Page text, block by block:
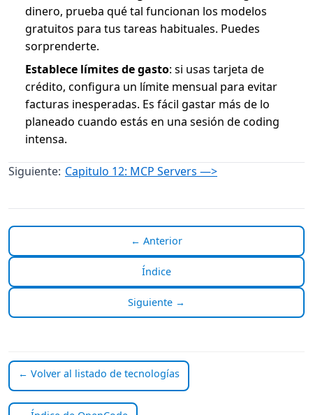
dinero, prueba qué tal funcionan los modelos
gratuitos para tus tareas habituales. Puedes
sorprenderte.
Establece límites de gasto: si usas tarjeta de
crédito, configura un límite mensual para evitar
facturas inesperadas. Es fácil gastar más de lo
planeado cuando estás en una sesión de coding
intensa.
Siguiente: Capitulo 12: MCP Servers —>
← Anterior
Índice
Siguiente →
← Volver al listado de tecnologías